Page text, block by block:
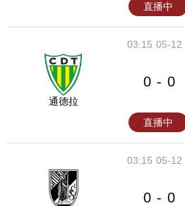
直播中
05-12
03:15
通德拉
0 - 0
直播中
05-12
03:15
0 - 0